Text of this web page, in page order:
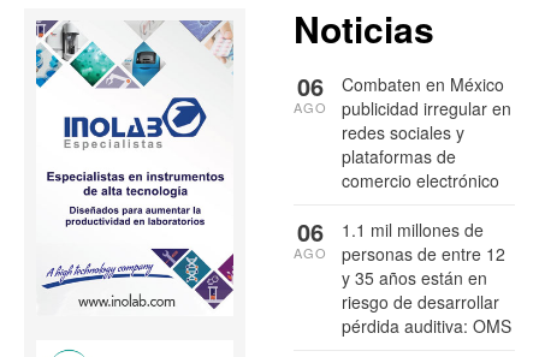
Noticias
Combaten en México
publicidad irregular en
redes sociales y
plataformas de
comercio electrónico
06
AGO
1.1 mil millones de
personas de entre 12
y 35 años están en
riesgo de desarrollar
pérdida auditiva: OMS
06
AGO